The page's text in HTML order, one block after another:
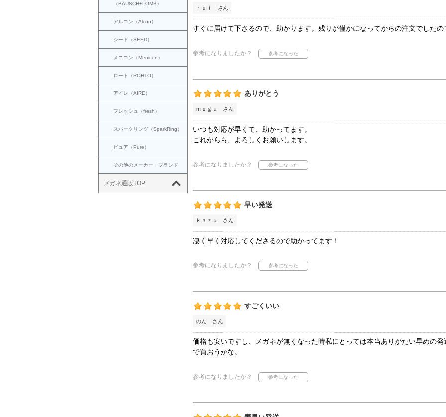
（BAUSCH+LOMB）
アルコン（Alcon）
シード（SEED）
メニコン（Menicon）
ロート（ROHTO）
アイレ（AIRE）
フレッシュ（fresh）
スパークリング（SparkRing）
ピュア（Pure）
その他のメーカー・ブランド
メガネ通販TOP
ｒｅｉ さん
すぐに届けて下さるので、助かります。残りが僅かになってからの注文でしたの
参考になりましたか？
ありがとう
ｍｅｇｕ さん
いつも対応が早くて、助かってます。
これからも、よろしくお願いします。
参考になりましたか？
早い発送
ｋａｚｕ さん
凄く早く対応してくださるので助かってます！
参考になりましたか？
すごくいい
のん さん
価格も安いですし、メガネが無くなった時私にとっては本当ありがたい早めの
で買おうかな。
参考になりましたか？